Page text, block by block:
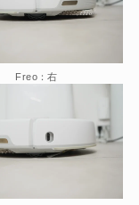
Freo：右